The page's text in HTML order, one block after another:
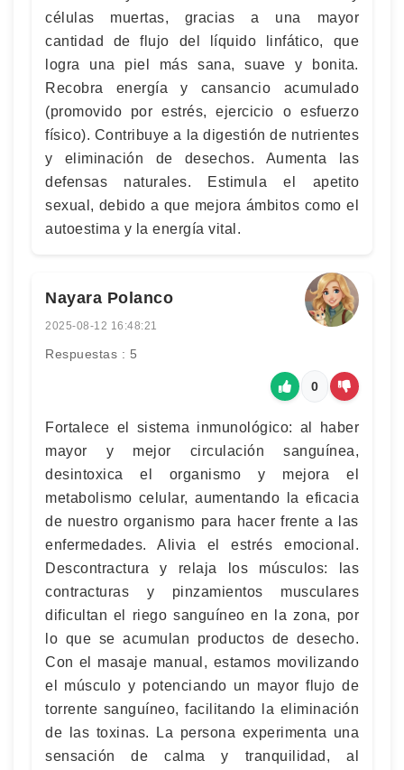
células muertas, gracias a una mayor
cantidad de flujo del líquido linfático, que
logra una piel más sana, suave y bonita.
Recobra energía y cansancio acumulado
(promovido por estrés, ejercicio o esfuerzo
físico). Contribuye a la digestión de nutrientes
y eliminación de desechos. Aumenta las
defensas naturales. Estimula el apetito
sexual, debido a que mejora ámbitos como el
autoestima y la energía vital.
Nayara Polanco
2025-08-12 16:48:21
Respuestas : 5
0
Fortalece el sistema inmunológico: al haber
mayor y mejor circulación sanguínea,
desintoxica el organismo y mejora el
metabolismo celular, aumentando la eficacia
de nuestro organismo para hacer frente a las
enfermedades. Alivia el estrés emocional.
Descontractura y relaja los músculos: las
contracturas y pinzamientos musculares
dificultan el riego sanguíneo en la zona, por
lo que se acumulan productos de desecho.
Con el masaje manual, estamos movilizando
el músculo y potenciando un mayor flujo de
torrente sanguíneo, facilitando la eliminación
de las toxinas. La persona experimenta una
sensación de calma y tranquilidad, al